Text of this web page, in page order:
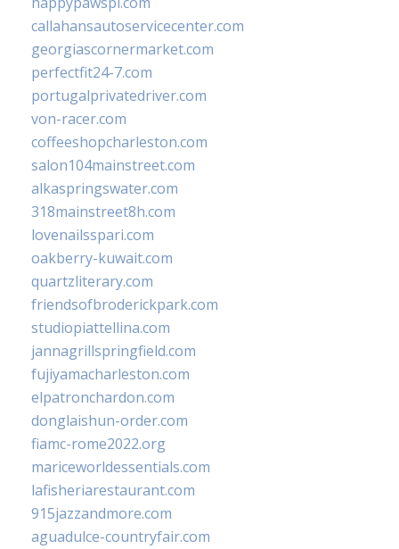
callahansautoservicecenter.com
georgiascornermarket.com
perfectfit24-7.com
portugalprivatedriver.com
von-racer.com
coffeeshopcharleston.com
salon104mainstreet.com
alkaspringswater.com
318mainstreet8h.com
lovenailsspari.com
oakberry-kuwait.com
quartzliterary.com
friendsofbroderickpark.com
studiopiattellina.com
jannagrillspringfield.com
fujiyamacharleston.com
elpatronchardon.com
donglaishun-order.com
fiamc-rome2022.org
mariceworldessentials.com
lafisheriarestaurant.com
915jazzandmore.com
aguadulce-countryfair.com